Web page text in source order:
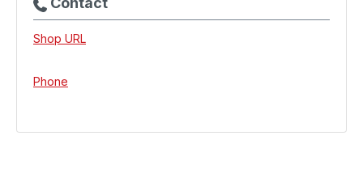
Shop URL
Phone